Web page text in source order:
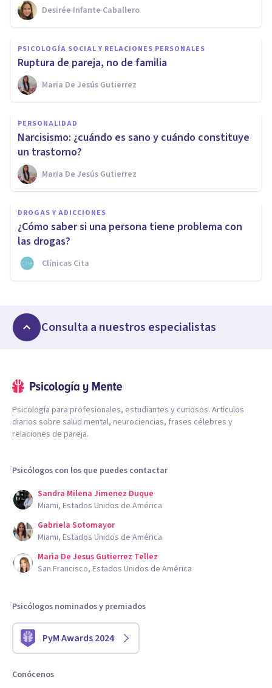
Desirée Infante Caballero
PSICOLOGÍA SOCIAL Y RELACIONES PERSONALES
Ruptura de pareja, no de familia
Maria De Jesús Gutierrez
PERSONALIDAD
Narcisismo: ¿cuándo es sano y cuándo constituye
un trastorno?
Maria De Jesús Gutierrez
DROGAS Y ADICCIONES
¿Cómo saber si una persona tiene problema con
las drogas?
Clínicas Cita
Consulta a nuestros especialistas
Psicología para profesionales, estudiantes y curiosos. Artículos
diarios sobre salud mental, neurociencias, frases célebres y
relaciones de pareja.
Psicólogos con los que puedes contactar
Sandra Milena Jimenez Duque
Miami, Estados Unidos de América
Gabriela Sotomayor
Miami, Estados Unidos de América
Maria De Jesus Gutierrez Tellez
San Francisco, Estados Unidos de América
Psicólogos nominados y premiados
PyM Awards 2024
Conócenos